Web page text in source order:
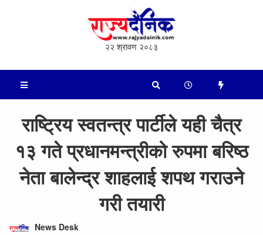
२२ श्रावण २०८३
राष्ट्रिय स्वतन्त्र पार्टीले यही चैत्र
१३ गते प्रधानमन्त्रीको रुपमा बरिष्ठ
नेता बालेन्द्र शाहलाई शपथ गराउने
गरी तयारी
News Desk